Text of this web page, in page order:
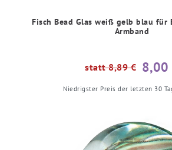
Fisch Bead Glas weiß gelb blau für
Armband
statt 8,89 € 8,00
Niedrigster Preis der letzten 30